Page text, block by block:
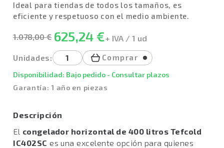
Ideal para tiendas de todos los tamaños, es
eficiente y respetuoso con el medio ambiente.
1.078,00 € 625,24 €+ IVA / 1 ud
Unidades: Comprar
Disponibilidad: Bajo pedido - Consultar plazos
Garantía: 1 año en piezas
Descripción
El congelador horizontal de 400 litros Tefcold
IC402SC es una excelente opción para quienes